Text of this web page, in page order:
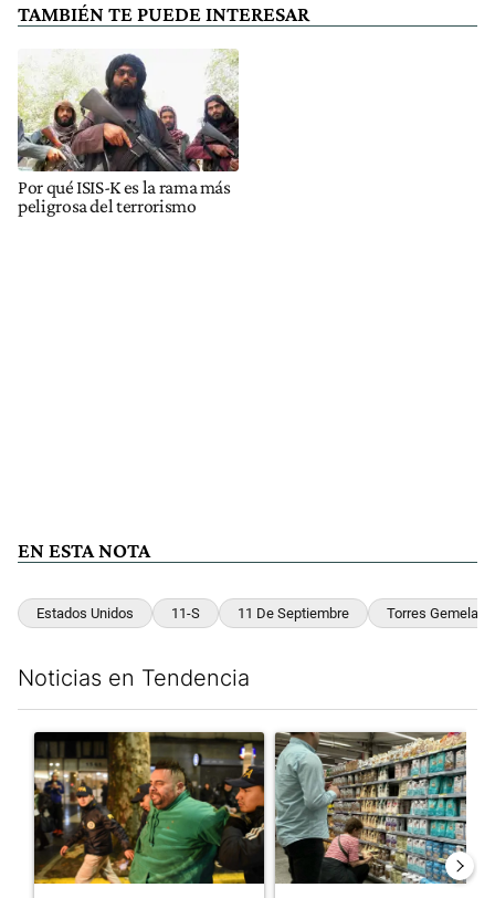
TAMBIÉN TE PUEDE INTERESAR
Por qué ISIS-K es la rama más
peligrosa del terrorismo
EN ESTA NOTA
Estados Unidos 11-S 11 De Septiembre Torres Gemelas
Noticias en Tendencia
Un artículo de tendencia con el título "La violencia sigue en
Un artículo de tendencia con